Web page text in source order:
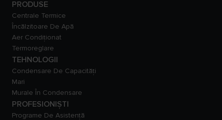
PRODUSE
Centrale Termice
Încălzitoare De Apă
Aer Condiționat
Termoreglare
TEHNOLOGII
Condensare De Capacităţi
Mari
Murale În Condensare
PROFESIONIȘTI
Programe De Asistență